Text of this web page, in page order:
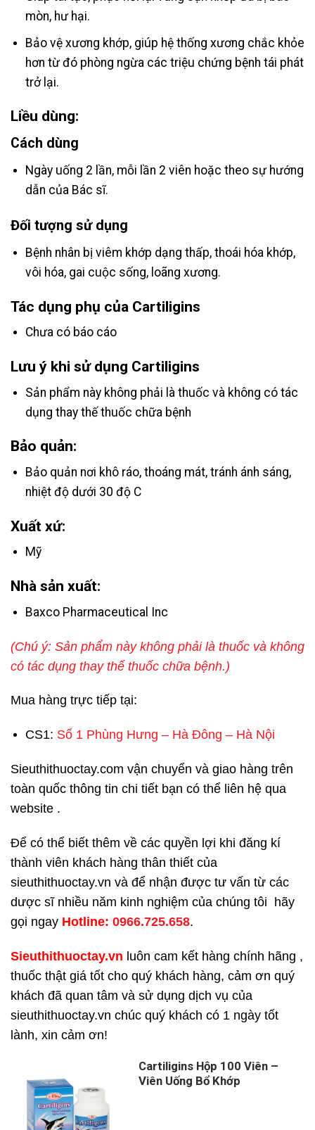
mòn, hư hại.
Bảo vệ xương khớp, giúp hệ thống xương chắc khỏe
hơn từ đó phòng ngừa các triệu chứng bệnh tái phát
trở lại.
Liều dùng:
Cách dùng
Ngày uống 2 lần, mỗi lần 2 viên hoặc theo sự hướng
dẫn của Bác sĩ.
Đối tượng sử dụng
Bệnh nhân bị viêm khớp dạng thấp, thoái hóa khớp,
vôi hóa, gai cuộc sống, loãng xương.
Tác dụng phụ của Cartiligins
Chưa có báo cáo
Lưu ý khi sử dụng Cartiligins
Sản phẩm này không phải là thuốc và không có tác
dụng thay thế thuốc chữa bệnh
Bảo quản:
Bảo quản nơi khô ráo, thoáng mát, tránh ánh sáng,
nhiệt độ dưới 30 độ C
Xuất xứ:
Mỹ
Nhà sản xuất:
Baxco Pharmaceutical Inc
(Chú ý: Sản phẩm này không phải là thuốc và không
có tác dụng thay thế thuốc chữa bệnh.)
Mua hàng trực tiếp tại:
CS1: Số 1 Phùng Hưng – Hà Đông – Hà Nội
Sieuthithuoctay.com vận chuyển và giao hàng trên
toàn quốc thông tin chi tiết bạn có thể liên hệ qua
website .
Để có thể biết thêm về các quyền lợi khi đăng kí
thành viên khách hàng thân thiết của
sieuthithuoctay.vn và để nhận được tư vấn từ các
dược sĩ nhiều năm kinh nghiệm của chúng tôi hãy
gọi ngay Hotline: 0966.725.658.
Sieuthithuoctay.vn luôn cam kết hàng chính hãng ,
thuốc thật giá tốt cho quý khách hàng, cảm ơn quý
khách đã quan tâm và sử dụng dịch vụ của
sieuthithuoctay.vn chúc quý khách có 1 ngày tốt
lành, xin cảm ơn!
Cartiligins Hộp 100 Viên –
Viên Uống Bổ Khớp